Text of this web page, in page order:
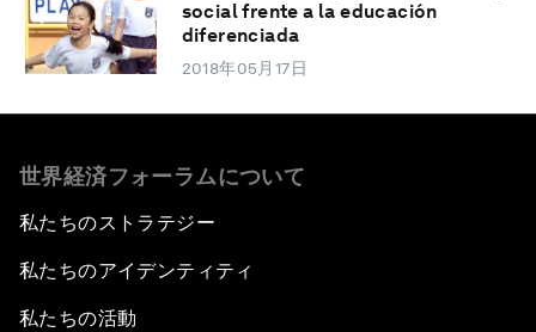
social frente a la educación
diferenciada
2018年05月17日
世界経済フォーラムについて
私たちのストラテジー
私たちのアイデンティティ
私たちの活動